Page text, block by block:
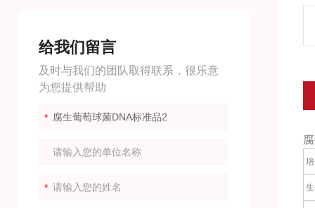
给我们留言
及时与我们的团队取得联系，很乐意
为您提供帮助